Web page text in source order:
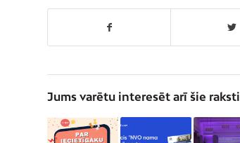
Jums varētu interesēt arī šie raksti